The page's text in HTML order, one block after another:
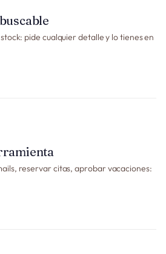
pide cualquier detalle y lo tienes en
reservar citas, aprobar vacaciones: